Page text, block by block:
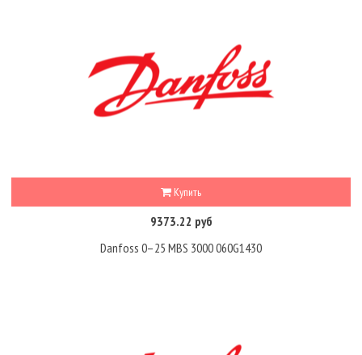
Купить
9373.22 руб
Danfoss 0–25 MBS 3000 060G1430